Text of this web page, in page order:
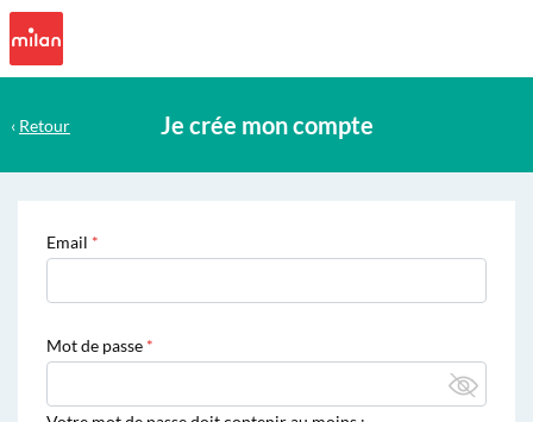
Je crée mon compte
‹ Retour
Email
Mot de passe